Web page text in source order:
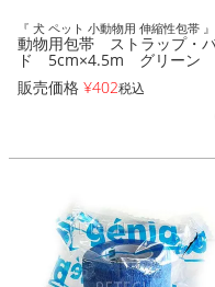
『 犬 ペット 小動物用 伸縮性包帯 』
動物用包帯 ストラップ・
ド 5cm×4.5m グリー
販売価格 ¥402税込